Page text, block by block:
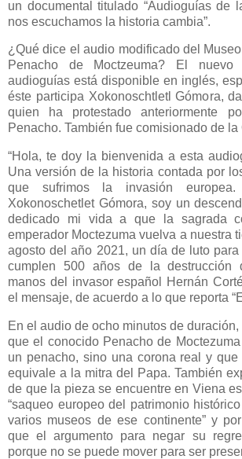
un documental titulado “Audioguías de
nos escuchamos la historia cambia”.
¿Qué dice el audio modificado del
Penacho de Moctzeuma? El
audioguías está disponible en inglés,
éste participa Xokonoschtletl Gómora,
quien ha protestado anteriormente
Penacho. También fue comisionado de la
“Hola, te doy la bienvenida a esta
Una versión de la historia contada por
que sufrimos la invasión
Xokonoschetlet Gómora, soy un
dedicado mi vida a que la sagrada
emperador Moctezuma vuelva a nuestra
agosto del año 2021, un día de luto
cumplen 500 años de la destrucción
manos del invasor español Hernán
el mensaje, de acuerdo a lo que reporta
En el audio de ocho minutos de
que el conocido Penacho de
un penacho, sino una corona real y que
equivale a la mitra del Papa. También
de que la pieza se encuentre en Viena
“saqueo europeo del patrimonio
varios museos de ese continente” y
que el argumento para negar su
porque no se puede mover para ser